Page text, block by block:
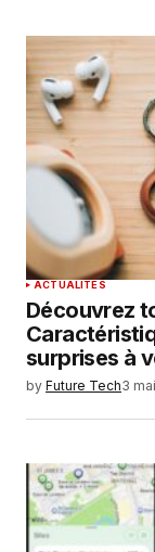
ACTUALITÉS
Découvrez
surprises à
by Future Tech3